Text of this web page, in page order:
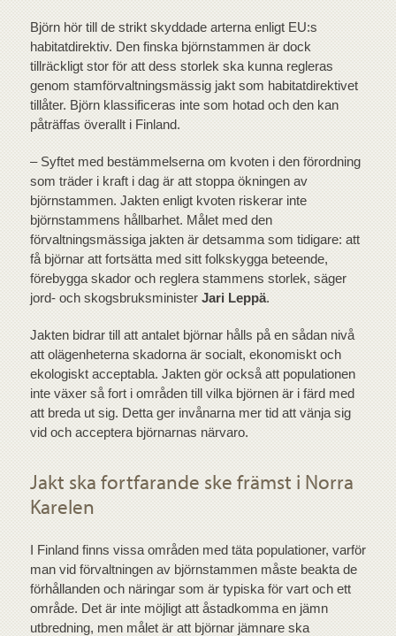
Björn hör till de strikt skyddade arterna enligt EU:s
habitatdirektiv. Den finska björnstammen är dock
tillräckligt stor för att dess storlek ska kunna regleras
genom stamförvaltningsmässig jakt som habitatdirektivet
tillåter. Björn klassificeras inte som hotad och den kan
påträffas överallt i Finland.
– Syftet med bestämmelserna om kvoten i den förordning
som träder i kraft i dag är att stoppa ökningen av
björnstammen. Jakten enligt kvoten riskerar inte
björnstammens hållbarhet. Målet med den
förvaltningsmässiga jakten är detsamma som tidigare: att
få björnar att fortsätta med sitt folkskygga beteende,
förebygga skador och reglera stammens storlek, säger
jord- och skogsbruksminister Jari Leppä.
Jakten bidrar till att antalet björnar hålls på en sådan nivå
att olägenheterna skadorna är socialt, ekonomiskt och
ekologiskt acceptabla. Jakten gör också att populationen
inte växer så fort i områden till vilka björnen är i färd med
att breda ut sig. Detta ger invånarna mer tid att vänja sig
vid och acceptera björnarnas närvaro.
Jakt ska fortfarande ske främst i Norra
Karelen
I Finland finns vissa områden med täta populationer, varför
man vid förvaltningen av björnstammen måste beakta de
förhållanden och näringar som är typiska för vart och ett
område. Det är inte möjligt att åstadkomma en jämn
utbredning, men målet är att björnar jämnare ska